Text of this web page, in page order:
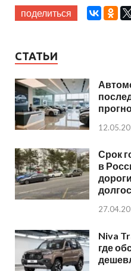
поделиться
СТАТЬИ
Срок
в
Niva
где